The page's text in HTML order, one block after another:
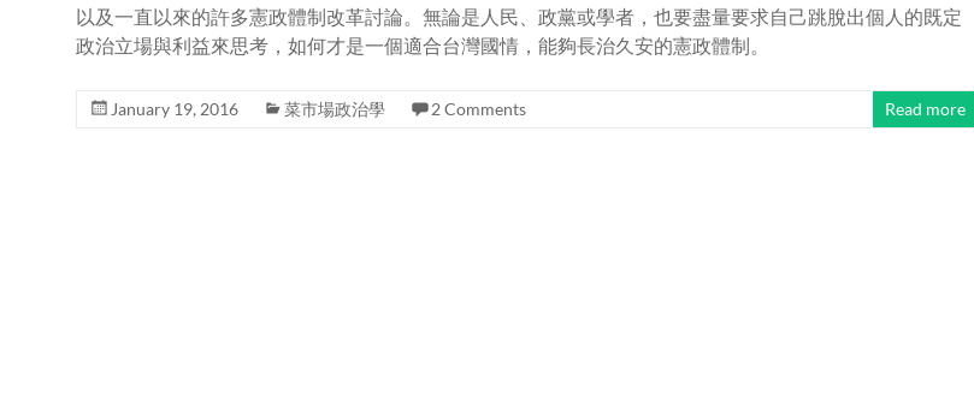
以及一直以來的許多憲政體制改革討論。無論是人民、政黨或學者，也要盡量要求自己跳脫出個人的既定
政治立場與利益來思考，如何才是一個適合台灣國情，能夠長治久安的憲政體制。
January 19, 2016 菜市場政治學 2 Comments Read more